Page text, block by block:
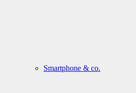
Smartphone & co.